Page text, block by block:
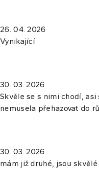
26. 04. 2026
Vynikající
30. 03. 2026
Skvěle se s nimi chodí,
nemusela přehazovat do
30. 03. 2026
mám již druhé, jsou skvělé